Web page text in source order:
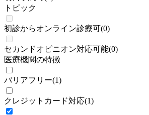
トピック
初診からオンライン診療可(0)
セカンドオピニオン対応可能(0)
医療機関の特徴
バリアフリー(1)
クレジットカード対応(1)